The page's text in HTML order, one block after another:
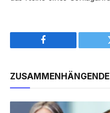
Facebook
ZUSAMMENHÄNGENDE